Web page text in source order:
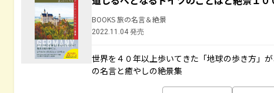
BOOKS 旅の名言＆絶景
2022.11.04 発売
世界を４０年以上歩いてきた「地球の歩き方」
の名言と癒やしの絶景集